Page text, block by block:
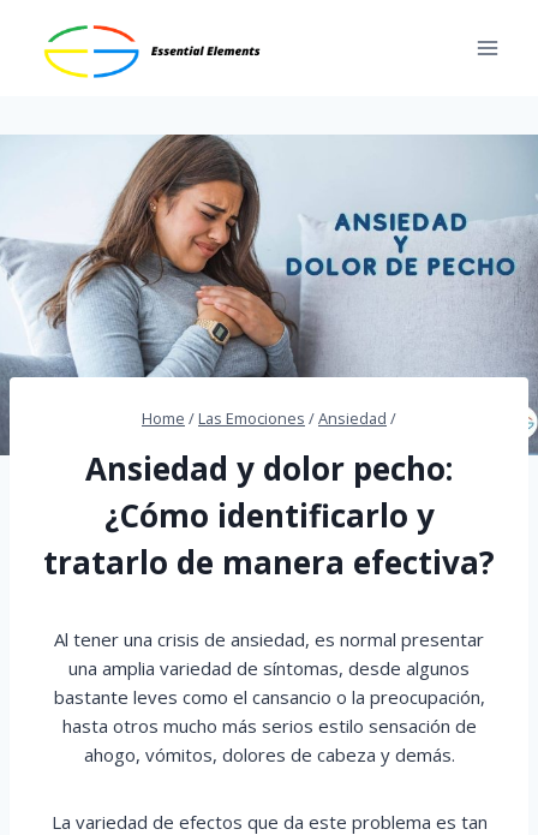
content
Home / Las Emociones /Ansiedad /
Ansiedad y dolor pecho:
¿Cómo identificarlo y
tratarlo de manera efectiva?
Al tener una crisis de ansiedad, es normal presentar
una amplia variedad de síntomas, desde algunos
bastante leves como el cansancio o la preocupación,
hasta otros mucho más serios estilo sensación de
ahogo, vómitos, dolores de cabeza y demás.
La variedad de efectos que da este problema es tan